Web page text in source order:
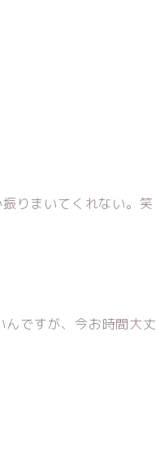
りまいてくれない。笑
ですが、今お時間大丈